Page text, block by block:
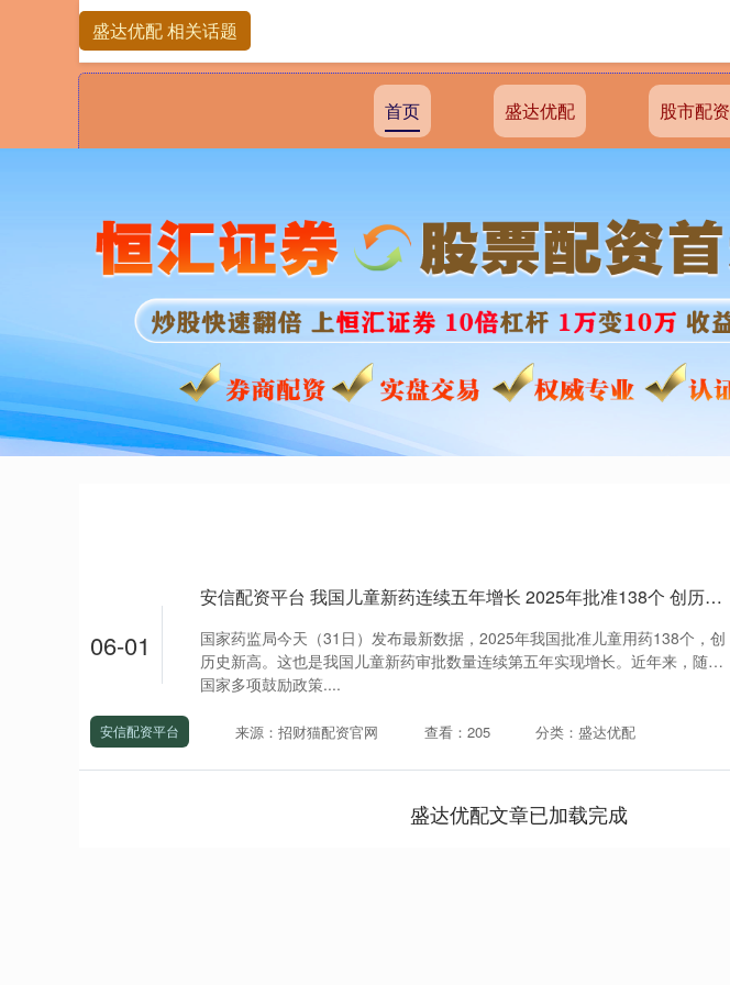
首页 盛达优配 股市配资
盛达优配 相关话题
06-01
安信配资平台 我国儿童新药连续五年增长 2025年批准138个 创历史新高
国家药监局今天（31日）发布最新数据，2025年我国批准儿童用药138个，创
历史新高。这也是我国儿童新药审批数量连续第五年实现增长。近年来，随着
国家多项鼓励政策....
安信配资平台 来源：招财猫配资官网 查看：205 分类：盛达优配
盛达优配文章已加载完成